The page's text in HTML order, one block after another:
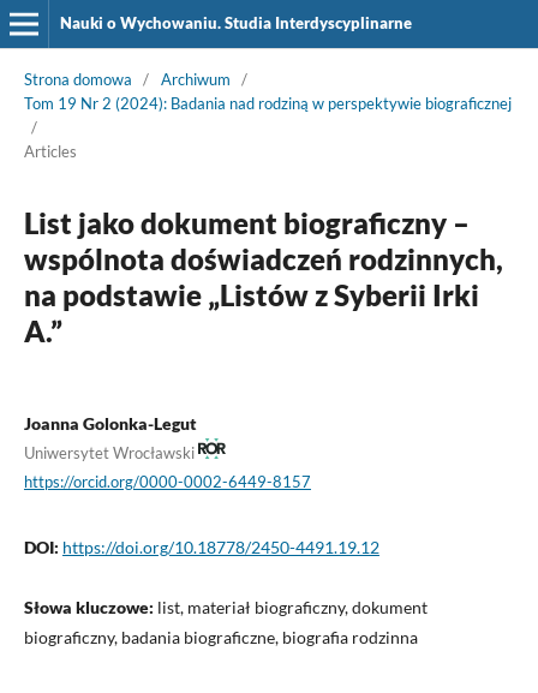
Nauki o Wychowaniu. Studia Interdyscyplinarne
Strona domowa / Archiwum
/
Tom 19 Nr 2 (2024): Badania nad rodziną w perspektywie biograficznej
/
Articles
List jako dokument biograficzny –
wspólnota doświadczeń rodzinnych,
na podstawie „Listów z Syberii Irki
A.”
Joanna Golonka-Legut
Uniwersytet Wrocławski
https://orcid.org/0000-0002-6449-8157
DOI: https://doi.org/10.18778/2450-4491.19.12
Słowa kluczowe: list, materiał biograficzny, dokument
biograficzny, badania biograficzne, biografia rodzinna